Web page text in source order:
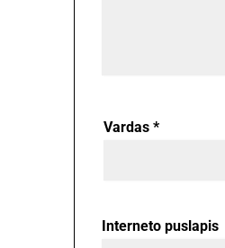
Vardas *
Interneto puslapis